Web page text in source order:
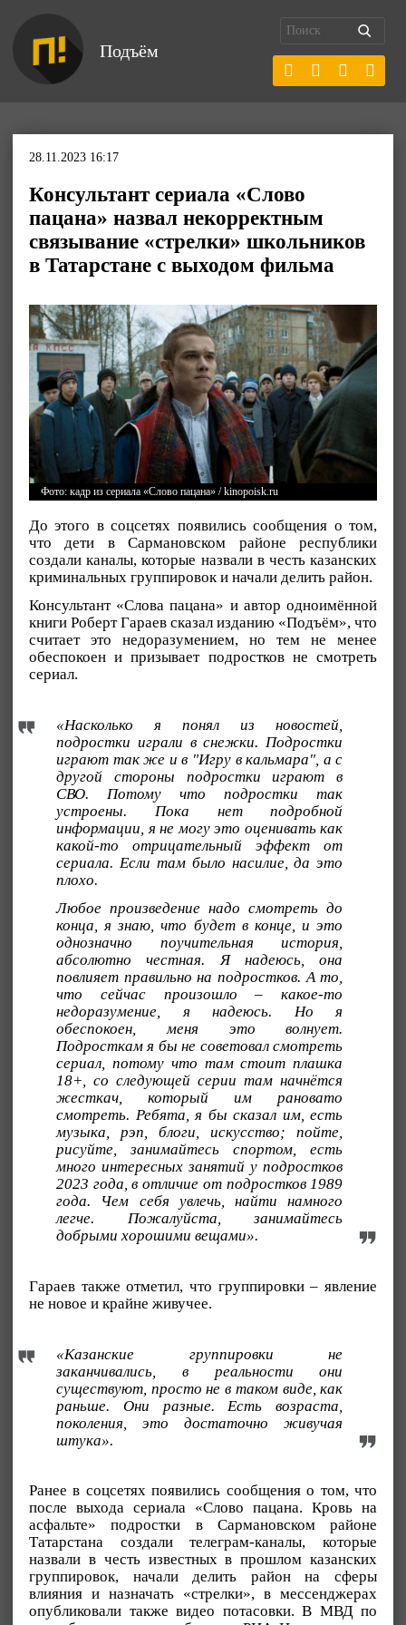
Подъём
28.11.2023 16:17
Консультант сериала «Слово
пацана» назвал некорректным
связывание «стрелки» школьников
в Татарстане с выходом фильма
Фото: кадр из сериала «Слово пацана» / kinopoisk.ru
До этого в соцсетях появились сообщения о том,
что дети в Сармановском районе республики
создали каналы, которые назвали в честь казанских
криминальных группировок и начали делить район.
Консультант «Слова пацана» и автор одноимённой
книги Роберт Гараев сказал изданию «Подъём», что
считает это недоразумением, но тем не менее
обеспокоен и призывает подростков не смотреть
сериал.
«Насколько я понял из новостей,
подростки играли в снежки. Подростки
играют так же и в "Игру в кальмара", а с
другой стороны подростки играют в
СВО. Потому что подростки так
устроены. Пока нет подробной
информации, я не могу это оценивать как
какой-то отрицательный эффект от
сериала. Если там было насилие, да это
плохо.
Любое произведение надо смотреть до
конца, я знаю, что будет в конце, и это
однозначно поучительная история,
абсолютно честная. Я надеюсь, она
повлияет правильно на подростков. А то,
что сейчас произошло – какое-то
недоразумение, я надеюсь. Но я
обеспокоен, меня это волнует.
Подросткам я бы не советовал смотреть
сериал, потому что там стоит плашка
18+, со следующей серии там начнётся
жесткач, который им рановато
смотреть. Ребята, я бы сказал им, есть
музыка, рэп, блоги, искусство; пойте,
рисуйте, занимайтесь спортом, есть
много интересных занятий у подростков
2023 года, в отличие от подростков 1989
года. Чем себя увлечь, найти намного
легче. Пожалуйста, занимайтесь
добрыми хорошими вещами».
Гараев также отметил, что группировки – явление
не новое и крайне живучее.
«Казанские группировки не
заканчивались, в реальности они
существуют, просто не в таком виде, как
раньше. Они разные. Есть возраста,
поколения, это достаточно живучая
штука».
Ранее в соцсетях появились сообщения о том, что
после выхода сериала «Слово пацана. Кровь на
асфальте» подростки в Сармановском районе
Татарстана создали телеграм-каналы, которые
назвали в честь известных в прошлом казанских
группировок, начали делить район на сферы
влияния и назначать «стрелки», в мессенджерах
опубликовали также видео потасовки. В МВД по